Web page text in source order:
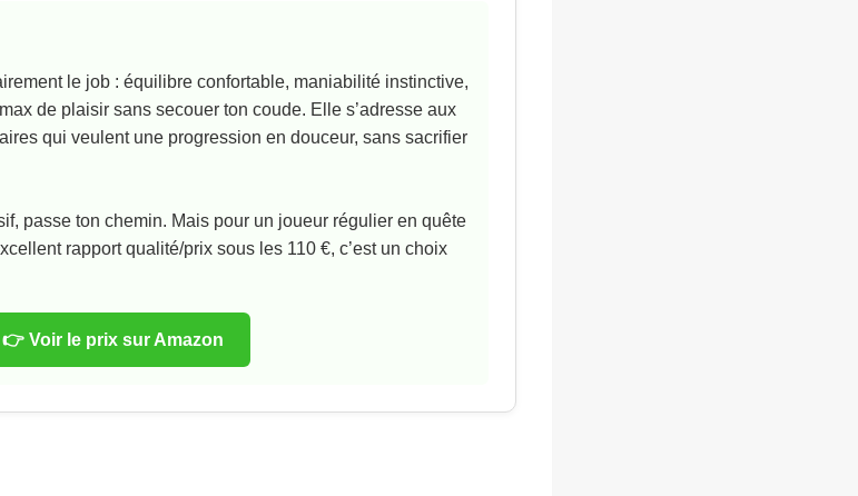
le job : équilibre confortable, maniabilité instinctive,
de plaisir sans secouer ton coude. Elle s’adresse aux
qui veulent une progression en douceur, sans sacrifier
passe ton chemin. Mais pour un joueur régulier en quête
rapport qualité/prix sous les 110 €, c’est un choix
👉 Voir le prix sur Amazon